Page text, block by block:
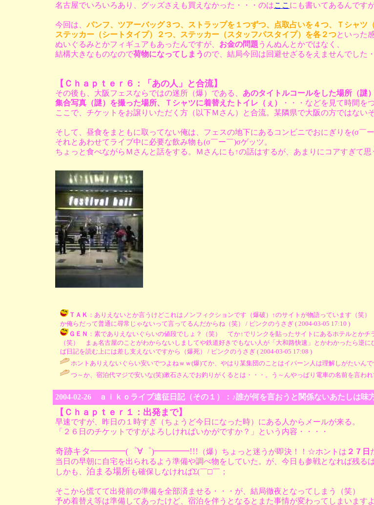
名古屋でいろいろあり、グッズさえも買えなかった・・・のはここ にも書いてあるんです
今回は、パンフ、ツアーバッグ３つ、ストラップを１つずつ、点取占いを４つ、Ｔシャツ
ステッカー（シートタイプ）２つ、ステッカー（スタッフパスタイプ）を各２つといった
ぬいぐるみとかフィギュアもあったんですが、 お金の問題 うんぬんとかではなく、
結構大きなものなので荷物になってしまうので、結局今回は回避せざるをえませんでした
【Ｃｈａｐｔｅｒ６：「あの人」と合流】
その後も、大阪フェスならではの迷所（爆）である、 あのタイトルコールをした場所（謎）
集合写真（謎）を撮った場所、Ｔシャツに着替えたトイレ（ぇ）
・・・などを見て時間を
ここで、チケットをお譲りいただく方（以下Ｍさん）と合流。某隣県で大阪の方ではない
そして、昼食をまともに取ってない俺は、フェスの地下にあるコンビニでおにぎりを(σ￣ー
それとあわせてライブ中に必要な飲み物も(σ￣ー￣)σゲッツ。
ちょっと食べながらＭさんと話をする。Ｍさんにも↑の話はするが、あまりにコアすぎて思
ＴＡＫ ：ありえないとか言うけどこれはノンフィクションです（爆破）↑のサイトが物語っています（
か俺らだって普通に尋常じゃないって言ってるんだからね（笑） / ピンクのうさぎ ( 2004-03-05 17:10 )
ＧＥＮ ：素でありえないぐらいの値段でしょ？（笑） てか↑でリンクを貼ったサイトにあるホテルとか
（笑） まぁ名古屋のことがわからないしましてや鉄道好きでもない人が「大和路快速」とかわかったら逆
ば日記を読む上には差し支えないですから（爆死） / ピンクのうさぎ ( 2004-03-05 17:08 )
ホントありえないぐらい安いでつよねｗｗ(爆)てか、やはり某集団のことはイパーン人は理解しがたいん
つ～か、宿泊代マジで安いな(笑)漱石さんでお釣りがくるとは・・・。う～んやっぱり電車の名前を言わ
2004-02-26 ａｉｋｏライブ遠征日記（その１）：♪誰が何を言おうと関係ないあたしは
【Ｃｈａｐｔｅｒ１：出発まで】
早速ですが、昨日の１時すぎ（ちょうど今日になった時）にある人からメールが来る。
「２６日のチケットですがよろしければいかがですか？」という内容・・・・
奇跡キタ━━━━(゜∀゜)━━━━!!! （爆）ちょっと迷うが即決！！☆ホントは ２７日
当日の早朝に自宅を出られるよう準備や調べ物をしていた。が、今日も参戦となれば残る
しかも、 泊まる場所も確保しなければΣ(￣□￣；
そこから慌てて出発前の準備を全部済ませる・・・が、結局徹夜となってしまう（笑）
予め着替え等は準備してあったけど、宿泊を伴うとなるとまた事情が変わってしまいます